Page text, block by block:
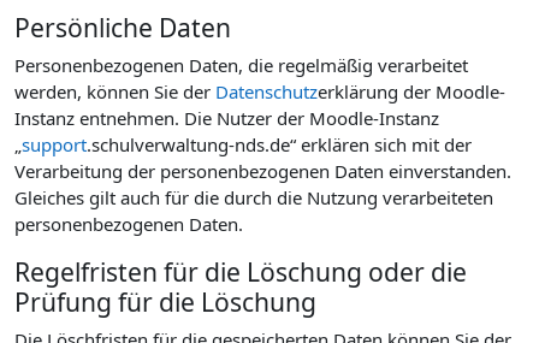
Persönliche Daten
Personenbezogenen Daten, die regelmäßig verarbeitet
werden, können Sie der Datenschutzerklärung der Moodle-
Instanz entnehmen. Die Nutzer der Moodle-Instanz
support.schulverwaltung-nds.de“ erklären sich mit der
Verarbeitung der personenbezogenen Daten einverstanden.
Gleiches gilt auch für die durch die Nutzung verarbeiteten
personenbezogenen Daten.
Regelfristen für die Löschung oder die
Prüfung für die Löschung